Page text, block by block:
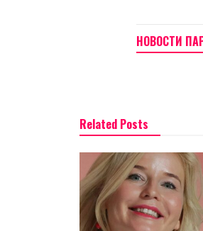
НОВОСТИ
Related Posts